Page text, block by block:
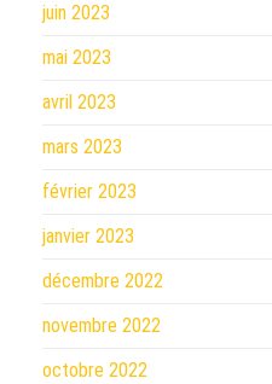
juin 2023
mai 2023
avril 2023
mars 2023
février 2023
janvier 2023
décembre 2022
novembre 2022
octobre 2022